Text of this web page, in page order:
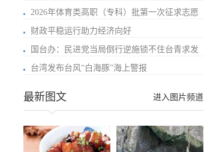
2026年体育类高职（专科）批第一次征求志愿
财政平稳运行助力经济向好
国台办：民进党当局倒行逆施锁不住台青求发
台湾发布台风“白海豚”海上警报
进入图片频道
最新图文